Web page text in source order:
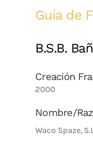
Guía de
B.S.B.
Creación
2000
Nombre/
Waco Spaze,